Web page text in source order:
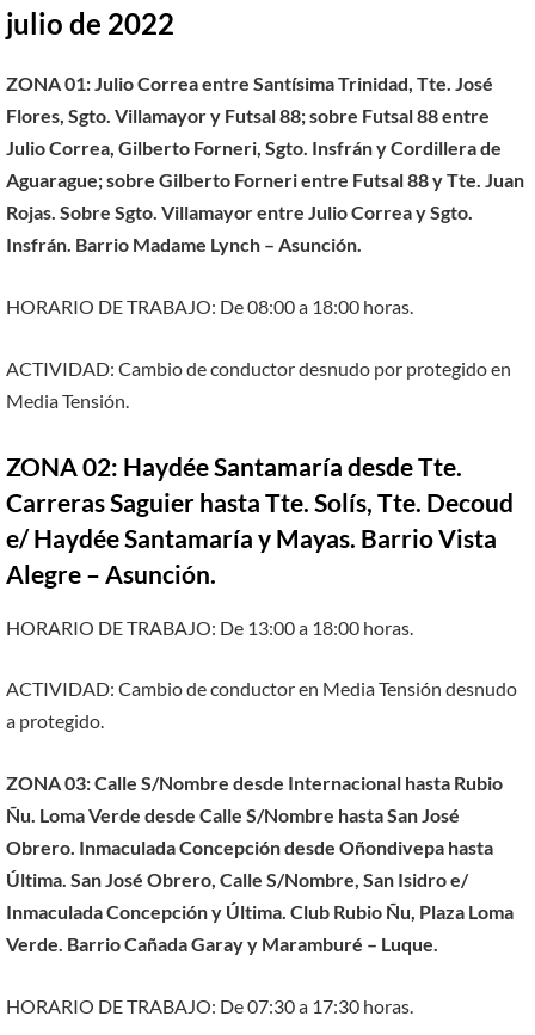
julio de 2022
ZONA 01: Julio Correa entre Santísima Trinidad, Tte. José
Flores, Sgto. Villamayor y Futsal 88; sobre Futsal 88 entre
Julio Correa, Gilberto Forneri, Sgto. Insfrán y Cordillera de
Aguarague; sobre Gilberto Forneri entre Futsal 88 y Tte. Juan
Rojas. Sobre Sgto. Villamayor entre Julio Correa y Sgto.
Insfrán. Barrio Madame Lynch – Asunción.
HORARIO DE TRABAJO: De 08:00 a 18:00 horas.
ACTIVIDAD: Cambio de conductor desnudo por protegido en
Media Tensión.
ZONA 02: Haydée Santamaría desde Tte.
Carreras Saguier hasta Tte. Solís, Tte. Decoud
e/ Haydée Santamaría y Mayas. Barrio Vista
Alegre – Asunción.
HORARIO DE TRABAJO: De 13:00 a 18:00 horas.
ACTIVIDAD: Cambio de conductor en Media Tensión desnudo
a protegido.
ZONA 03: Calle S/Nombre desde Internacional hasta Rubio
Ñu. Loma Verde desde Calle S/Nombre hasta San José
Obrero. Inmaculada Concepción desde Oñondivepa hasta
Última. San José Obrero, Calle S/Nombre, San Isidro e/
Inmaculada Concepción y Última. Club Rubio Ñu, Plaza Loma
Verde. Barrio Cañada Garay y Maramburé – Luque.
HORARIO DE TRABAJO: De 07:30 a 17:30 horas.